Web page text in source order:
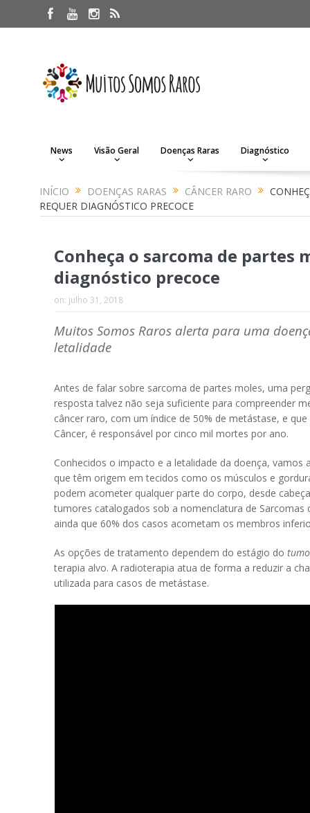
News Visão Geral Doenças Raras Diagnóstico
INÍCIO DOENÇAS RARAS CÂNCER RARO
REQUER DIAGNÓSTICO PRECOCE
Conheça o sarcoma de partes
diagnóstico precoce
on: julho 31, 2018
Muitos Somos Raros alerta para uma
letalidade
Antes de falar sobre sarcoma de partes moles, uma
resposta talvez não seja suficiente para compreender
câncer raro, com um índice de 50% de metástase, e
Câncer, é responsável por cinco mil mortes por ano.
Conhecidos o impacto e a letalidade da doença,
que têm origem em tecidos como os músculos e
podem acometer qualquer parte do corpo, desde
tumores catalogados sob a nomenclatura de
ainda que 60% dos casos acometam os membros
As opções de tratamento dependem do estágio do
terapia alvo. A radioterapia atua de forma a reduzir a
utilizada para casos de metástase.